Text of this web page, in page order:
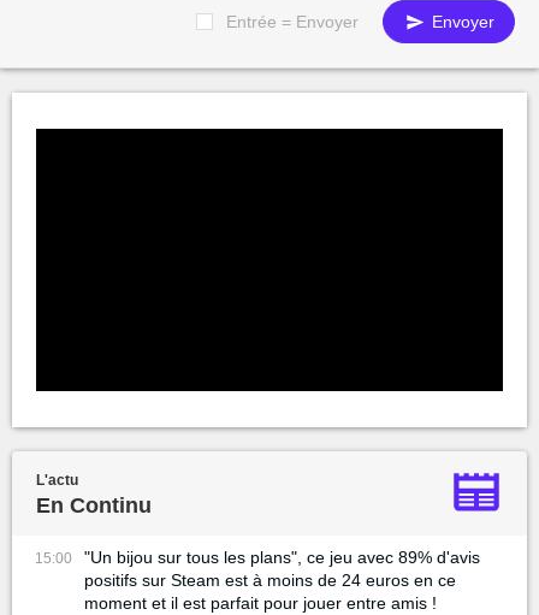
Entrée = Envoyer Envoyer
L'actu
En Continu
15:00
"Un bijou sur tous les plans", ce jeu avec 89% d'avis
positifs sur Steam est à moins de 24 euros en ce
moment et il est parfait pour jouer entre amis !